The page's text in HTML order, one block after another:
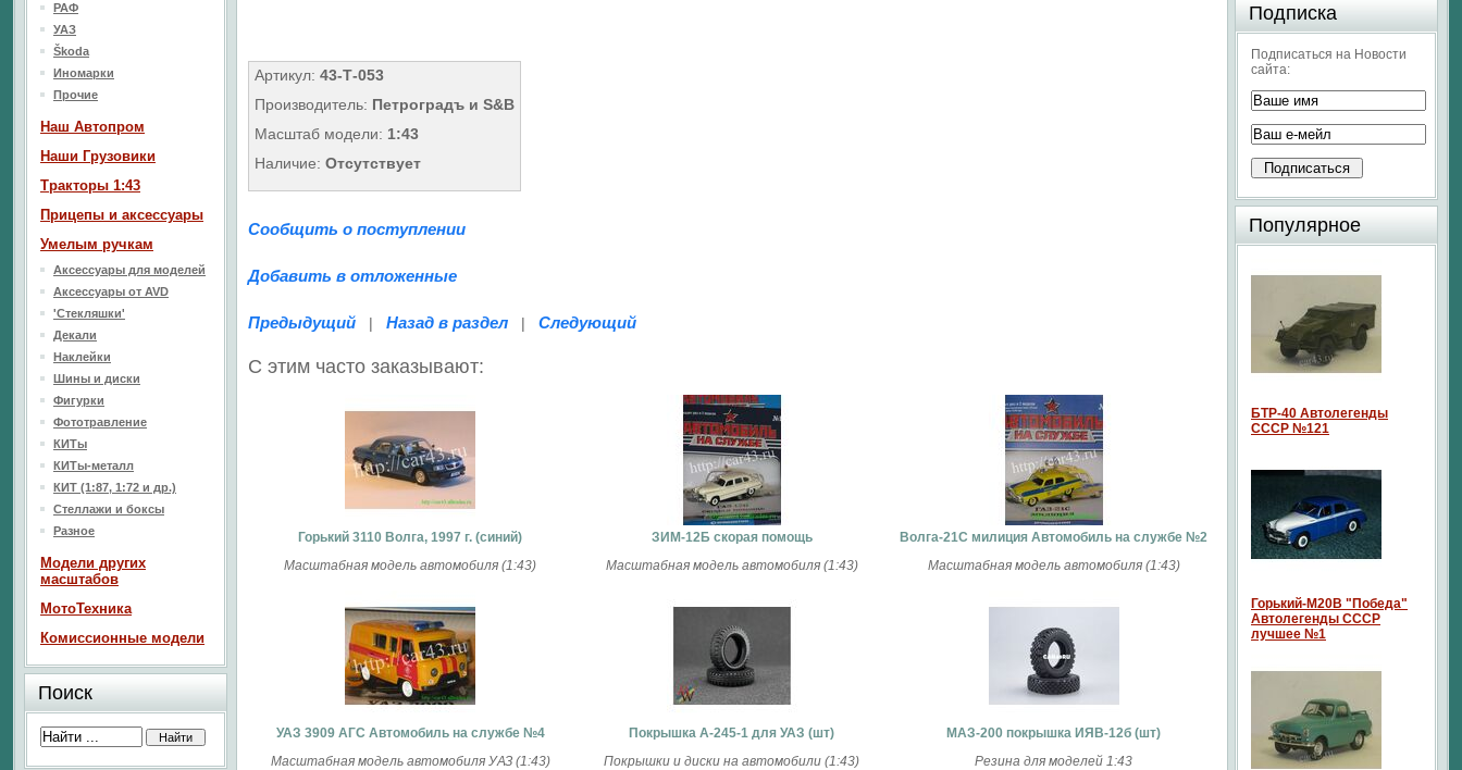
Артикул: 43-Т-053
Производитель: Петроградъ и S&B
Масштаб модели: 1:43
Наличие: Отсутствует
Сообщить о поступлении
Добавить в отложенные
Предыдущий | Назад в раздел | Следующий
С этим часто заказывают:
Горький 3110 Волга, 1997 г. (синий)
Масштабная модель автомобиля (1:43)
ЗИМ-12Б скорая помощь
Масштабная модель автомобиля (1:43)
Волга-21С милиция Автомобиль на службе №2
Масштабная модель автомобиля (1:43)
УАЗ 3909 АГС Автомобиль на службе №4
Масштабная модель автомобиля УАЗ (1:43)
Покрышка A-245-1 для УАЗ (шт)
Покрышки и диски на автомобили (1:43)
МАЗ-200 покрышка ИЯВ-12б (шт)
Резина для моделей 1:43
РАФ
УАЗ
Škoda
Иномарки
Прочие
Наш Aвтопром
Наши Грузовики
Тракторы 1:43
Прицепы и аксессуары
Умелым ручкам
Аксессуары для моделей
Аксессуары от AVD
'Стекляшки'
Декали
Наклейки
Шины и диски
Фигурки
Фототравление
КИТы
КИТы-металл
КИТ (1:87, 1:72 и др.)
Стеллажи и боксы
Разное
Модели других
масштабов
МотоТехника
Комиссионные модели
Поиск
Подписка
Подписаться на Новости
сайта:
Популярное
БТР-40 Автолегенды
СССР №121
Горький-М20В "Победа"
Автолегенды СССР
лучшее №1